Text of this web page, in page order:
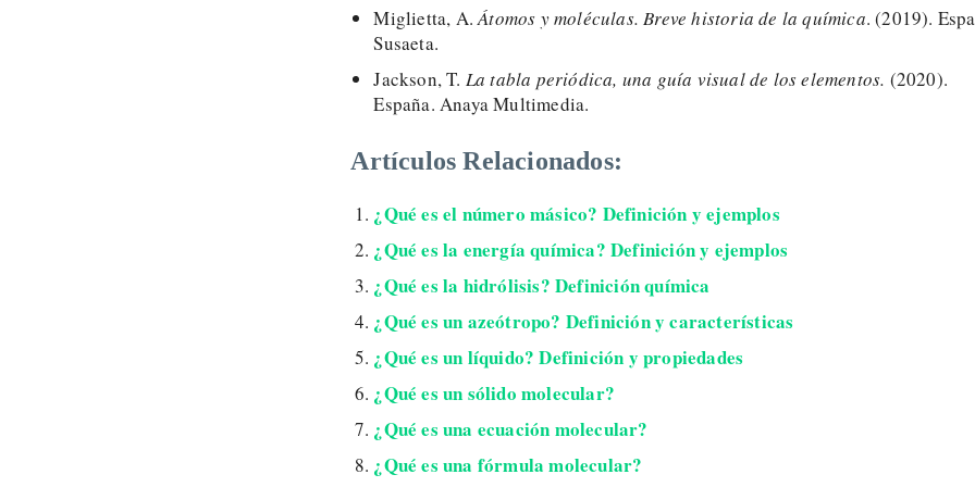
Miglietta, A.Átomos y moléculas. Breve historia de la química. (2019).
Susaeta.
Jackson, T. La tabla periódica, una guía visual de los elementos. (2020).
España. Anaya Multimedia.
Artículos Relacionados:
¿Qué es el número másico? Definición y ejemplos
¿Qué es la energía química? Definición y ejemplos
¿Qué es la hidrólisis? Definición química
¿Qué es un azeótropo? Definición y características
¿Qué es un líquido? Definición y propiedades
¿Qué es un sólido molecular?
¿Qué es una ecuación molecular?
¿Qué es una fórmula molecular?